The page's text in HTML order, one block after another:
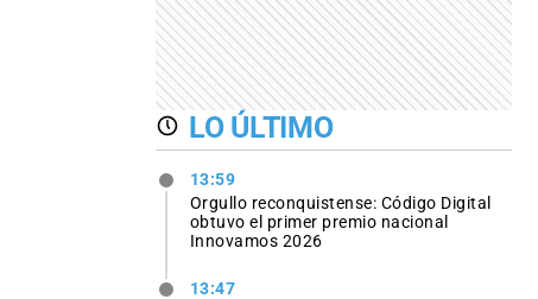
LO ÚLTIMO
13:59
Orgullo reconquistense: Código Digital
obtuvo el primer premio nacional
Innovamos 2026
13:47